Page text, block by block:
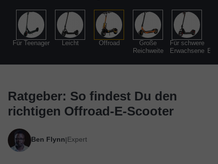
Für Teenager Leicht Offroad
Große
Reichweite
Für schwere
Erwachsene
Ratgeber: So findest Du den
richtigen Offroad-E-Scooter
Ben Flynn|Expert